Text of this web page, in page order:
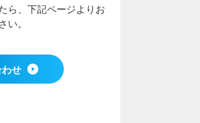
ら、下記ページよりお
。
せ